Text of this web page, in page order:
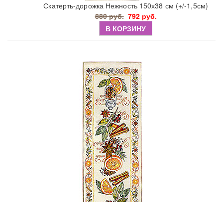
Скатерть-дорожка Нежность 150х38 см (+/-1,5см)
880 руб. 792 руб.
В КОРЗИНУ